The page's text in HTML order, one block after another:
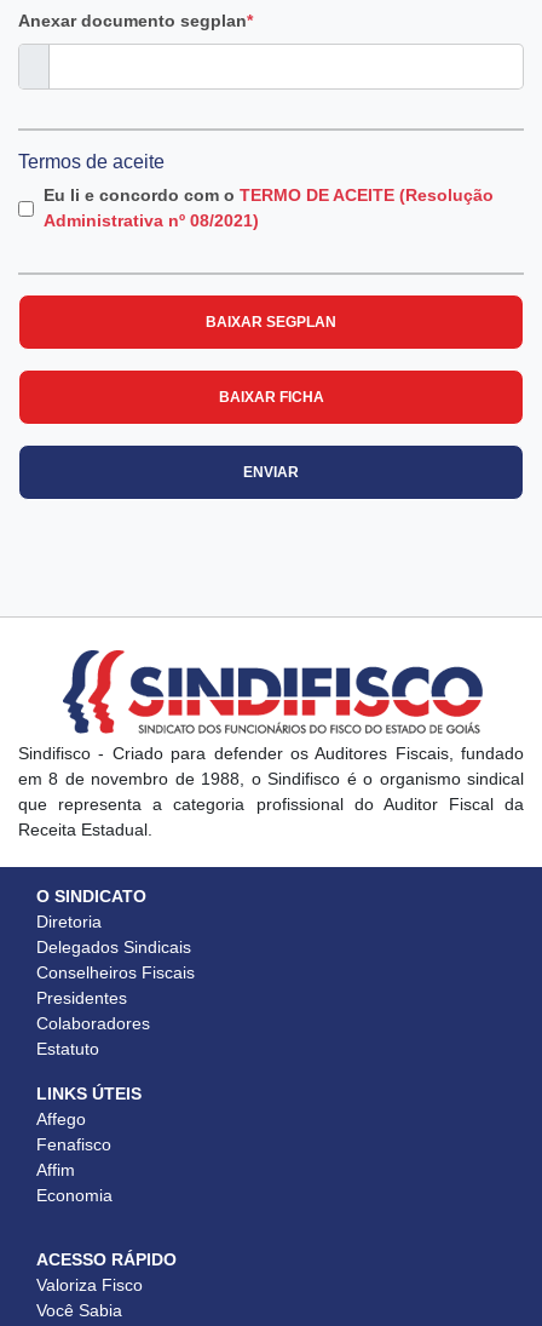
Anexar documento segplan*
Termos de aceite
Eu li e concordo com o TERMO DE ACEITE (Resolução
Administrativa nº 08/2021)
BAIXAR SEGPLAN
BAIXAR FICHA
ENVIAR
Sindifisco - Criado para defender os Auditores Fiscais, fundado
em 8 de novembro de 1988, o Sindifisco é o organismo sindical
que representa a categoria profissional do Auditor Fiscal da
Receita Estadual.
O SINDICATO
Diretoria
Delegados Sindicais
Conselheiros Fiscais
Presidentes
Colaboradores
Estatuto
LINKS ÚTEIS
Affego
Fenafisco
Affim
Economia
ACESSO RÁPIDO
Valoriza Fisco
Você Sabia